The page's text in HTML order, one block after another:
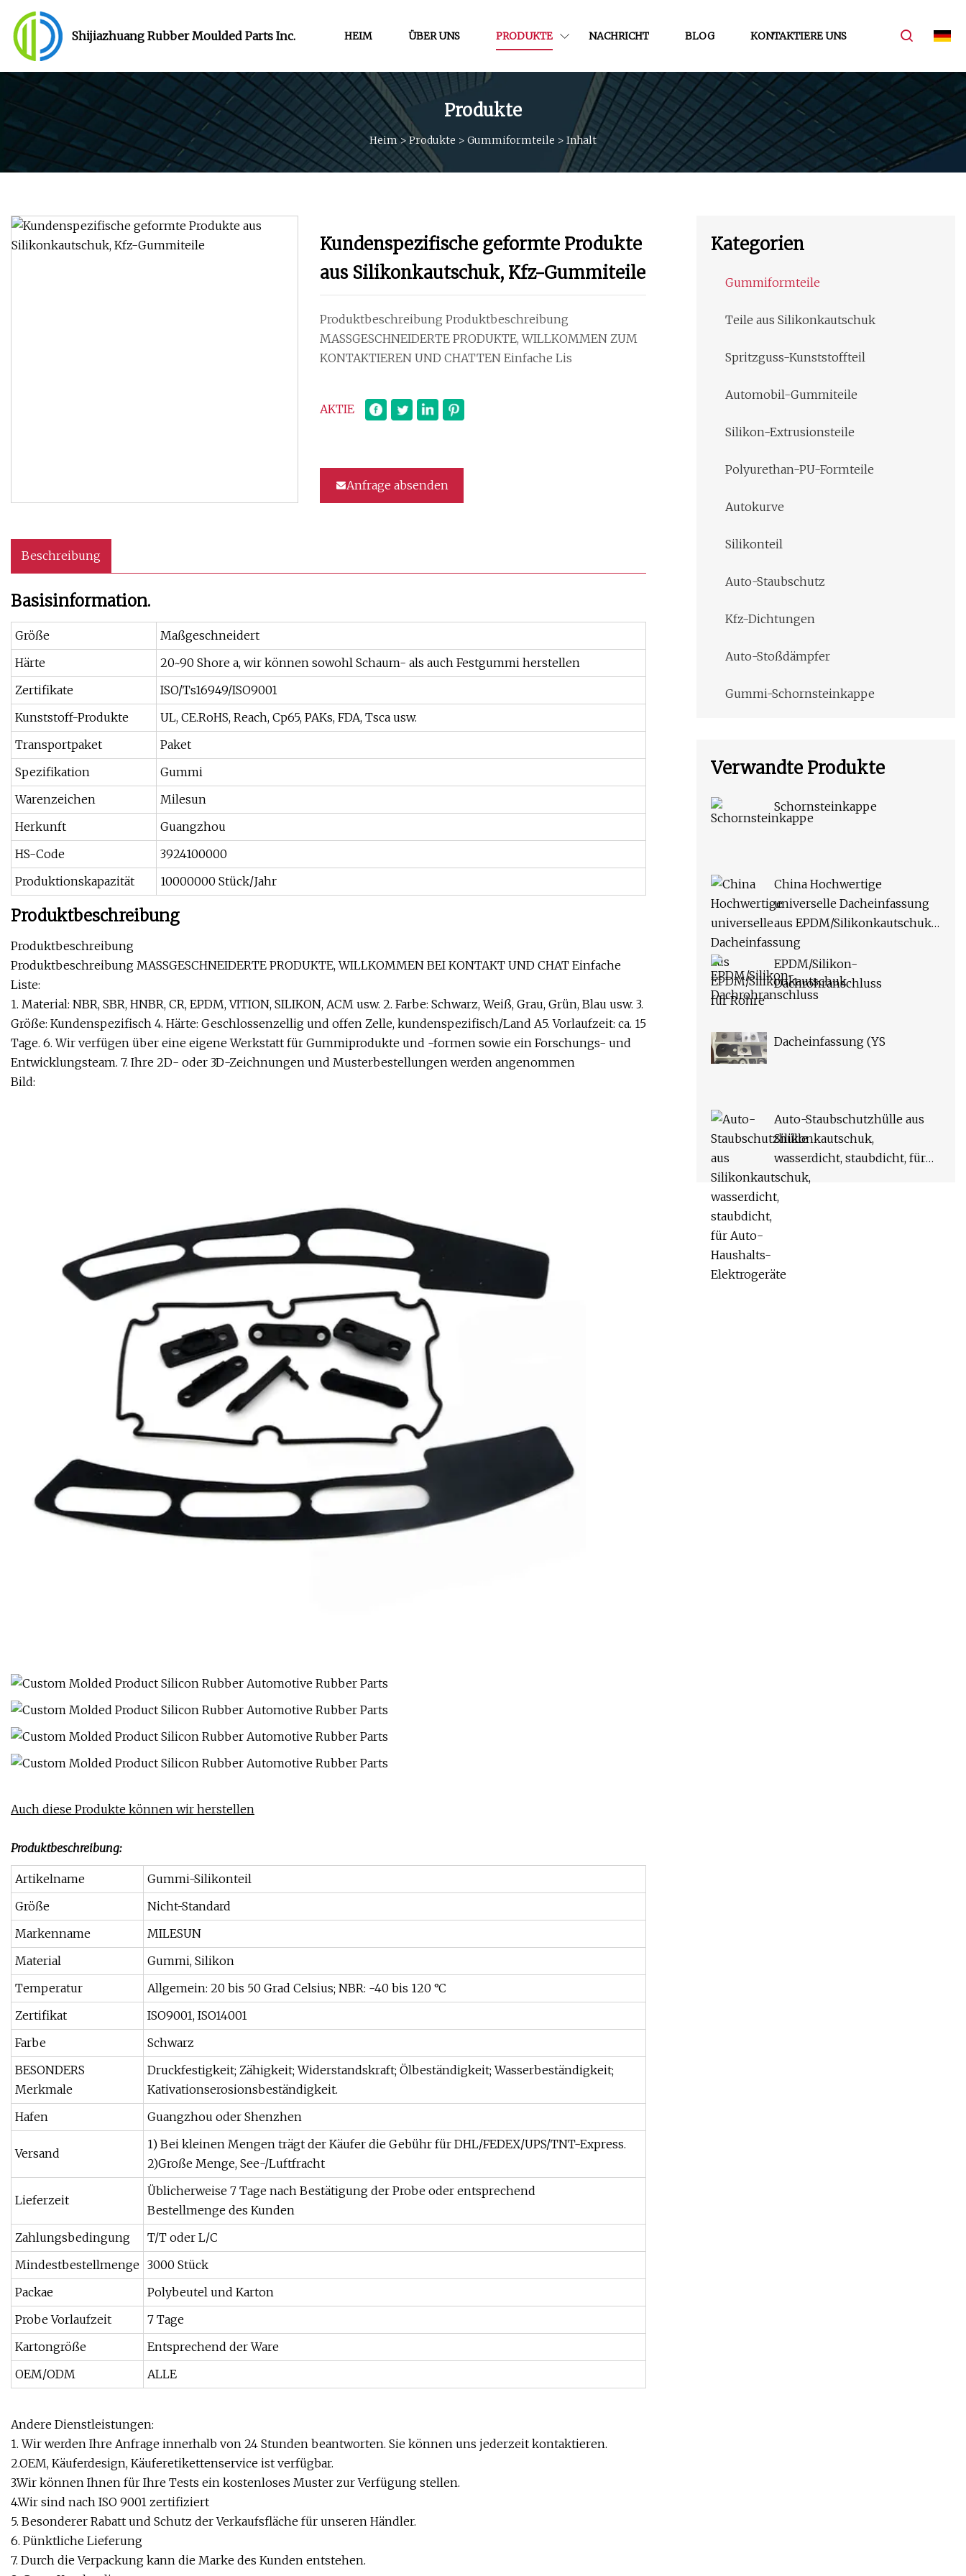
Shijiazhuang Rubber Moulded Parts Inc. HEIM ÜBER UNS PRODUKTE NACHRICHT BLOG KONTAKTIERE UNS
Produkte
Heim> Produkte > Gummiformteile > Inhalt
Kundenspezifische geformte Produkte
aus Silikonkautschuk, Kfz-Gummiteile
Produktbeschreibung Produktbeschreibung
MASSGESCHNEIDERTE PRODUKTE, WILLKOMMEN ZUM
KONTAKTIEREN UND CHATTEN Einfache Lis
AKTIE
Anfrage absenden
Beschreibung
Basisinformation.
Größe
Maßgeschneidert
Härte
20~90 Shore a, wir können sowohl Schaum- als auch Festgummi herstellen
Zertifikate
ISO/Ts16949/ISO9001
Kunststoff-Produkte
UL, CE.RoHS, Reach, Cp65, PAKs, FDA, Tsca usw.
Transportpaket
Paket
Spezifikation
Gummi
Warenzeichen
Milesun
Herkunft
Guangzhou
HS-Code
3924100000
Produktionskapazität
10000000 Stück/Jahr
Produktbeschreibung
Produktbeschreibung
Produktbeschreibung MASSGESCHNEIDERTE PRODUKTE, WILLKOMMEN BEI KONTAKT UND CHAT Einfache
Liste:
1. Material: NBR, SBR, HNBR, CR, EPDM, VITION, SILIKON, ACM usw. 2. Farbe: Schwarz, Weiß, Grau, Grün, Blau usw. 3.
Größe: Kundenspezifisch 4. Härte: Geschlossenzellig und offen Zelle, kundenspezifisch/Land A5. Vorlaufzeit: ca. 15
Tage. 6. Wir verfügen über eine eigene Werkstatt für Gummiprodukte und -formen sowie ein Forschungs- und
Entwicklungsteam. 7. Ihre 2D- oder 3D-Zeichnungen und Musterbestellungen werden angenommen
Bild:
Auch diese Produkte können wir herstellen
Produktbeschreibung:
Artikelname
Gummi-Silikonteil
Größe
Nicht-Standard
Markenname
MILESUN
Material
Gummi, Silikon
Temperatur
Allgemein: 20 bis 50 Grad Celsius; NBR: -40 bis 120 °C
Zertifikat
ISO9001, ISO14001
Farbe
Schwarz
BESONDERS
Merkmale
Druckfestigkeit; Zähigkeit; Widerstandskraft; Ölbeständigkeit; Wasserbeständigkeit;
Kativationserosionsbeständigkeit.
Hafen
Guangzhou oder Shenzhen
Versand
1) Bei kleinen Mengen trägt der Käufer die Gebühr für DHL/FEDEX/UPS/TNT-Express.
2)Große Menge, See-/Luftfracht
Lieferzeit
Üblicherweise 7 Tage nach Bestätigung der Probe oder entsprechend
Bestellmenge des Kunden
Zahlungsbedingung
T/T oder L/C
Mindestbestellmenge 3000 Stück
Packae
Polybeutel und Karton
Probe Vorlaufzeit
7 Tage
Kartongröße
Entsprechend der Ware
OEM/ODM
ALLE
Andere Dienstleistungen:
1. Wir werden Ihre Anfrage innerhalb von 24 Stunden beantworten. Sie können uns jederzeit kontaktieren.
2.OEM, Käuferdesign, Käuferetikettenservice ist verfügbar.
3.Wir können Ihnen für Ihre Tests ein kostenloses Muster zur Verfügung stellen.
4.Wir sind nach ISO 9001 zertifiziert
5. Besonderer Rabatt und Schutz der Verkaufsfläche für unseren Händler.
6. Pünktliche Lieferung
7. Durch die Verpackung kann die Marke des Kunden entstehen.
Kategorien
Gummiformteile
Teile aus Silikonkautschuk
Spritzguss-Kunststoffteil
Automobil-Gummiteile
Silikon-Extrusionsteile
Polyurethan-PU-Formteile
Autokurve
Silikonteil
Auto-Staubschutz
Kfz-Dichtungen
Auto-Stoßdämpfer
Gummi-Schornsteinkappe
Verwandte Produkte
Schornsteinkappe
China Hochwertige
universelle Dacheinfassung
aus EPDM/Silikonkautschuk
für Rohre
EPDM/Silikon-
Dachrohranschluss
Dacheinfassung (YS
Auto-Staubschutzhülle aus
Silikonkautschuk,
wasserdicht, staubdicht, für
Auto-Haushalts-
Elektrogeräte